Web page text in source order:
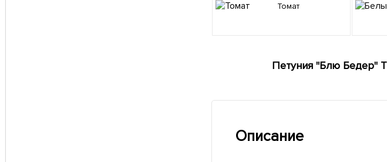
Томат
Петуния "Блю Бедер"
Описание